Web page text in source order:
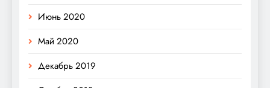
Июнь 2020
Май 2020
Декабрь 2019